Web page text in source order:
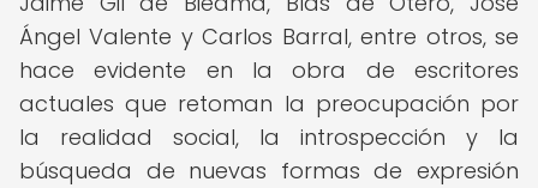
Ángel Valente y Carlos Barral, entre otros, se
hace evidente en la obra de escritores
actuales que retoman la preocupación por
la realidad social, la introspección y la
búsqueda de nuevas formas de expresión